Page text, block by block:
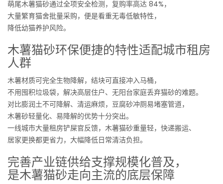
萌尾木薯猫砂通过全项安全检测，复购率高达 84%，
大量繁育猫舍批量采购，便是看重无毒低敏特性，
降低幼猫养护风险。
木薯猫砂环保便捷的特性适配城市租房
人群
木薯材质可完全生物降解，结块可直接冲入马桶，
不用囤积垃圾袋，解决高层住户、无阳台家庭丢弃猫砂的难题。
对比膨润土不可降解、清运麻烦，豆腐砂冲厕易堵塞管道，
木薯砂轻量化、易降解的优势十分突出。
一线城市大量租房铲屎官反馈，木薯猫砂重量轻，快递搬运、
居家更换都更省力，大幅降低日常清洁负担。
完善产业链供给支撑规模化普及，
是木薯猫砂走向主流的底层保障